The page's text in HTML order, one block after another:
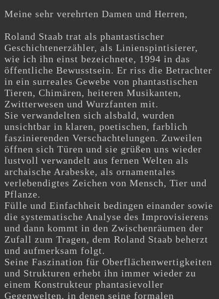
Meine sehr verehrten Damen und Herren,
Roland Staab trat als phantastischer
Geschichtenerzähler, als Linienspintisierer,
wie ich ihn einst bezeichnete, 1994 in das
öffentliche Bewusstsein. Er riss die Betrachter
in ein surreales Gewebe von phantastischen
Tieren, Chimären, heiteren Musikanten,
Zwitterwesen und Wurzfanten mit.
Sie verwandelten sich alsbald, wurden
unsichtbar in klaren, poetischen, farblich
faszinierenden Verschachtelungen. Zuweilen
öffnen sich Türen und sie grüßen uns wieder
lustvoll verwandelt aus fernen Welten als
archaische Arabeske, als ornamentales
verlebendigtes Zeichen von Mensch, Tier und
Pflanze.
Fülle und Einfachheit bedingen einander sowie
die systematische Analyse des Improvisierens
und dann kommt in den Zwischenräumen der
Zufall zum Tragen, dem Roland Staab beherzt
und aufmerksam folgt.
Seine Faszination für Oberflächenwertigkeiten
und Strukturen erhebt ihn immer wieder zu
einem Konstrukteur phantasievoller
Gegenwelten, in denen seine formalen